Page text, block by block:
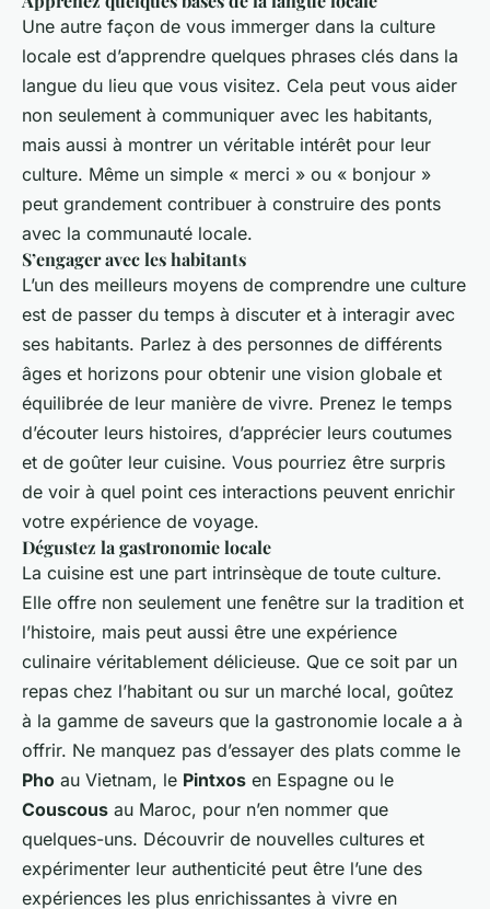
Une autre façon de vous immerger dans la culture
locale est d’apprendre quelques phrases clés dans la
langue du lieu que vous visitez. Cela peut vous aider
non seulement à communiquer avec les habitants,
mais aussi à montrer un véritable intérêt pour leur
culture. Même un simple « merci » ou « bonjour »
peut grandement contribuer à construire des ponts
avec la communauté locale.
S’engager avec les habitants
L’un des meilleurs moyens de comprendre une culture
est de passer du temps à discuter et à interagir avec
ses habitants. Parlez à des personnes de différents
âges et horizons pour obtenir une vision globale et
équilibrée de leur manière de vivre. Prenez le temps
d’écouter leurs histoires, d’apprécier leurs coutumes
et de goûter leur cuisine. Vous pourriez être surpris
de voir à quel point ces interactions peuvent enrichir
votre expérience de voyage.
Dégustez la gastronomie locale
La cuisine est une part intrinsèque de toute culture.
Elle offre non seulement une fenêtre sur la tradition et
l’histoire, mais peut aussi être une expérience
culinaire véritablement délicieuse. Que ce soit par un
repas chez l’habitant ou sur un marché local, goûtez
à la gamme de saveurs que la gastronomie locale a à
offrir. Ne manquez pas d’essayer des plats comme le
Pho au Vietnam, le Pintxos en Espagne ou le
Couscous au Maroc, pour n’en nommer que
quelques-uns. Découvrir de nouvelles cultures et
expérimenter leur authenticité peut être l’une des
expériences les plus enrichissantes à vivre en